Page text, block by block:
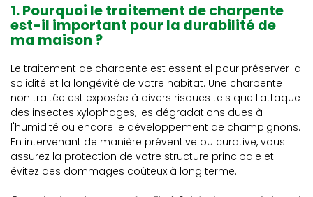
1. Pourquoi le traitement de charpente
est-il important pour la durabilité de
ma maison ?
Le traitement de charpente est essentiel pour préserver la
solidité et la longévité de votre habitat. Une charpente
non traitée est exposée à divers risques tels que l'attaque
des insectes xylophages, les dégradations dues à
l'humidité ou encore le développement de champignons.
En intervenant de manière préventive ou curative, vous
assurez la protection de votre structure principale et
évitez des dommages coûteux à long terme.